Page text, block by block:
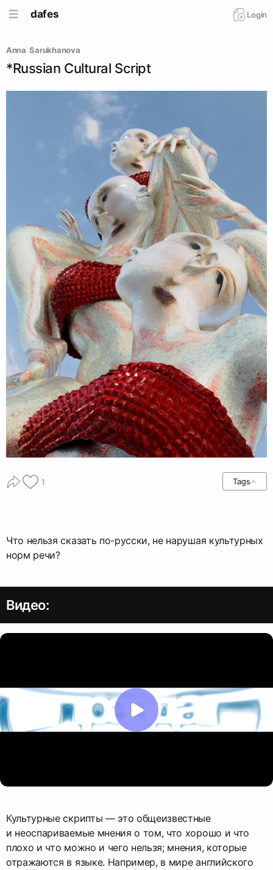
dafes Login
Anna  Sarukhanova
*Russian Cultural Script
1 Tags
Что нельзя сказать по-русски, не нарушая культурных
норм речи?
Видео:
Культурные скрипты — это общеизвестные
и неоспариваемые мнения о том, что хорошо и что
плохо и что можно и чего нельзя; мнения, которые
отражаются в языке. Например, в мире английского